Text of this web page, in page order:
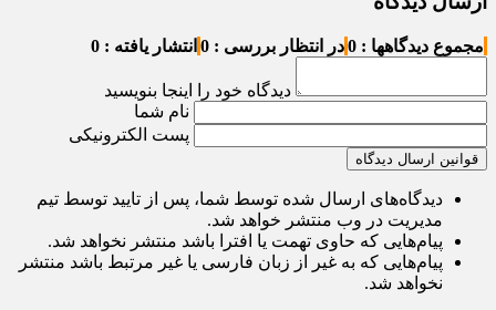
مجموع دیدگاهها : 0 در انتظار بررسی : 0 انتشار یافته : 0
دیدگاه خود را اینجا بنویسید
نام شما
پست الکترونیکی
قوانین ارسال دیدگاه
دیدگاه‌های ارسال شده توسط شما، پس از تایید توسط تیم
مدیریت در وب منتشر خواهد شد.
پیام‌هایی که حاوی تهمت یا افترا باشد منتشر نخواهد شد.
پیام‌هایی که به غیر از زبان فارسی یا غیر مرتبط باشد منتشر
نخواهد شد.